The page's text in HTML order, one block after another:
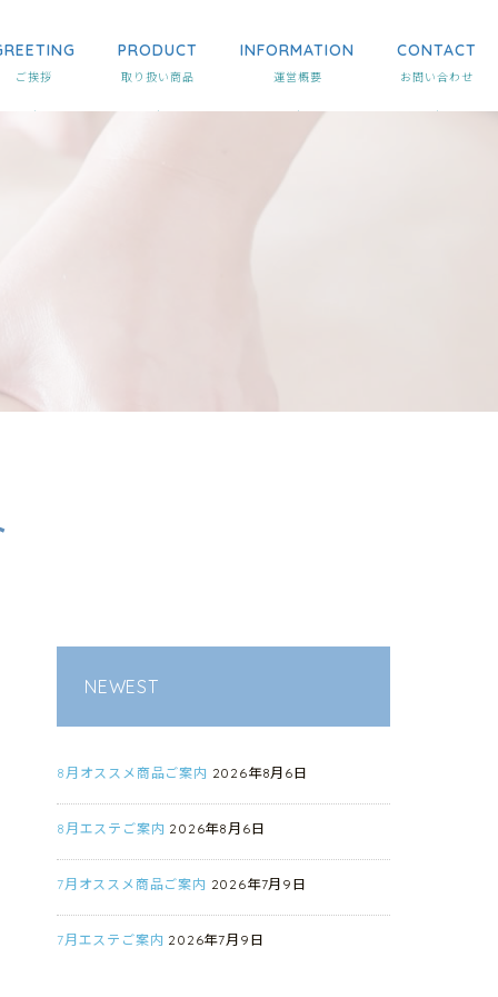
PRODUCT INFORMATION CONTACT
NEWEST
8月オススメ商品ご案内 2026年8月6日
8月エステご案内 2026年8月6日
7月オススメ商品ご案内 2026年7月9日
7月エステご案内 2026年7月9日